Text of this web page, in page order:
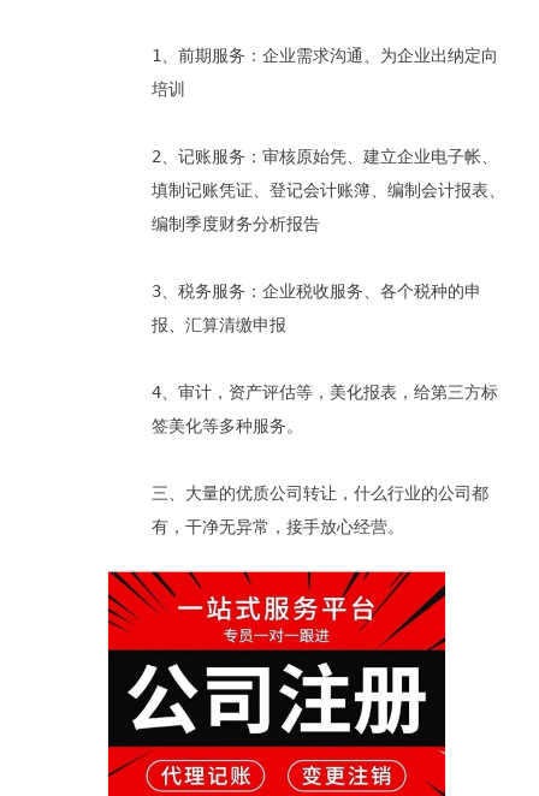
1、前期服务：企业需求沟通、为企业出纳定向
培训
2、记账服务：审核原始凭、建立企业电子帐、
填制记账凭证、登记会计账簿、编制会计报表、
编制季度财务分析报告
3、税务服务：企业税收服务、各个税种的申
报、汇算清缴申报
4、审计，资产评估等，美化报表，给第三方标
签美化等多种服务。
三、大量的优质公司转让，什么行业的公司都